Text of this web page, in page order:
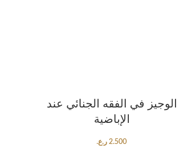
الوجيز في الفقه الجنائي عند
الإباضية
2.500 ر.ع.